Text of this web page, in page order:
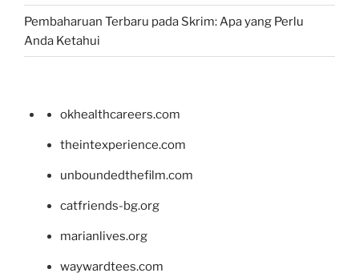
Pembaharuan Terbaru pada Skrim: Apa yang Perlu
Anda Ketahui
okhealthcareers.com
theintexperience.com
unboundedthefilm.com
catfriends-bg.org
marianlives.org
waywardtees.com